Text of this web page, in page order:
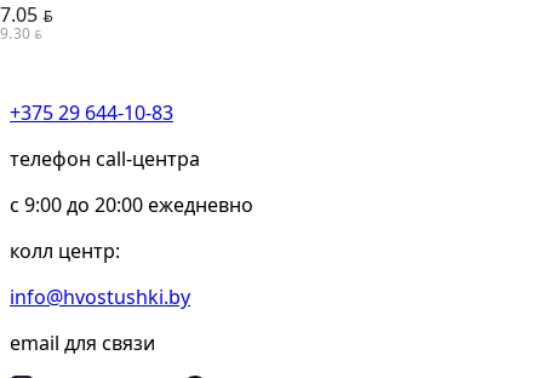
7.05 BYN
9.30 BYN
+375 29 644-10-83
телефон call-центра
c 9:00 до 20:00 ежедневно
колл центр:
info@hvostushki.by
email для связи